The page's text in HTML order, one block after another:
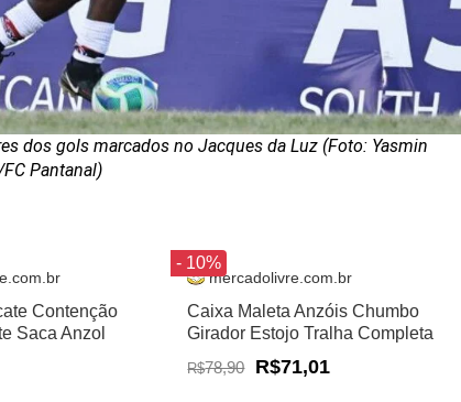
dos gols marcados no Jacques da Luz (Foto: Yasmin
Pantanal)
Contenção
Saca Anzol
- 10%
mercadolivre.com.br
Caixa Maleta Anzóis Chumbo
Girador Estojo Tralha Completa
R$78,90 R$71,01